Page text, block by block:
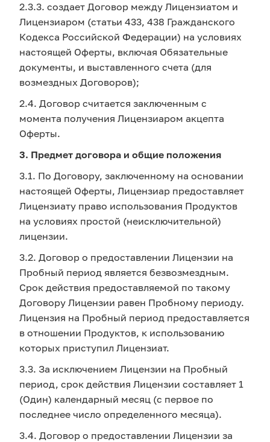
2.3.3. создает Договор между Лицензиатом и
Лицензиаром (статьи 433, 438 Гражданского
Кодекса Российской Федерации) на условиях
настоящей Оферты, включая Обязательные
документы, и выставленного счета (для
возмездных Договоров);
2.4. Договор считается заключенным с
момента получения Лицензиаром акцепта
Оферты.
3. Предмет договора и общие положения
3.1. По Договору, заключенному на основании
настоящей Оферты, Лицензиар предоставляет
Лицензиату право использования Продуктов
на условиях простой (неисключительной)
лицензии.
3.2. Договор о предоставлении Лицензии на
Пробный период является безвозмездным.
Срок действия предоставляемой по такому
Договору Лицензии равен Пробному периоду.
Лицензия на Пробный период предоставляется
в отношении Продуктов, к использованию
которых приступил Лицензиат.
3.3. За исключением Лицензии на Пробный
период, срок действия Лицензии составляет 1
(Один) календарный месяц (с первое по
последнее число определенного месяца).
3.4. Договор о предоставлении Лицензии за